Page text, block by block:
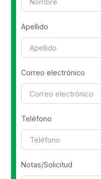
Apellido
Correo electrónico
Teléfono
Notas/Solicitud